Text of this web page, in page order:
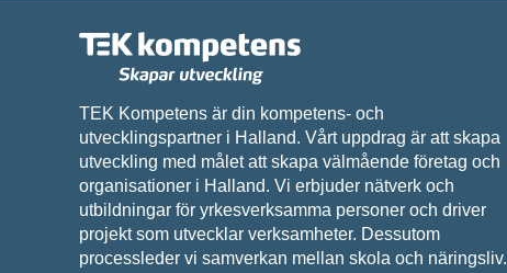
TEK Kompetens är din kompetens- och
utvecklingspartner i Halland. Vårt uppdrag är att skapa
utveckling med målet att skapa välmående företag och
organisationer i Halland. Vi erbjuder nätverk och
utbildningar för yrkesverksamma personer och driver
projekt som utvecklar verksamheter. Dessutom
processleder vi samverkan mellan skola och näringsliv.